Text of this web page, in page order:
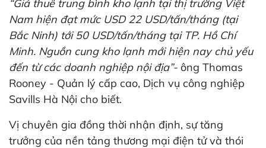
“Giá thuê trung bình kho lạnh tại thị trường Việt
Nam hiện đạt mức USD 22 USD/tấn/tháng (tại
Bắc Ninh) tới 50 USD/tấn/tháng tại TP. Hồ Chí
Minh. Nguồn cung kho lạnh mới hiện nay chủ yếu
đến từ các doanh nghiệp nội địa”- ông Thomas
Rooney - Quản lý cấp cao, Dịch vụ công nghiệp
Savills Hà Nội cho biết.
Vị chuyên gia đồng thời nhận định, sự tăng
trưởng của nền tảng thương mại điện tử và thói